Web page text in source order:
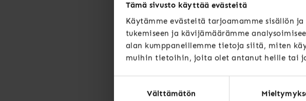
Tämä sivusto käyttää evästeitä
Käytämme evästeitä tarjoamamme sisällön
tukemiseen ja kävijämäärämme
alan kumppaneillemme tietoja siitä, miten
muihin tietoihin, joita olet antanut heille tai
Välttämätön